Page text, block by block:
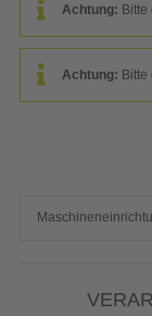
Achtung: Bitte
Achtung: Bitte